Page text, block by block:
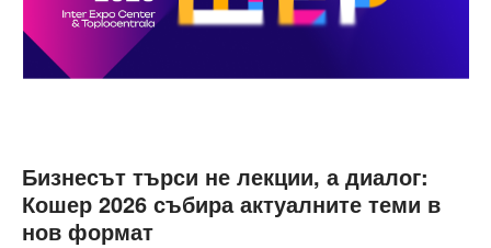
Бизнесът търси не лекции, а диалог:
Кошер 2026 събира актуалните теми в
нов формат